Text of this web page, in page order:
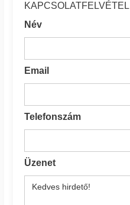
KAPCSOLATFELVÉTEL
Név
Email
Telefonszám
Üzenet